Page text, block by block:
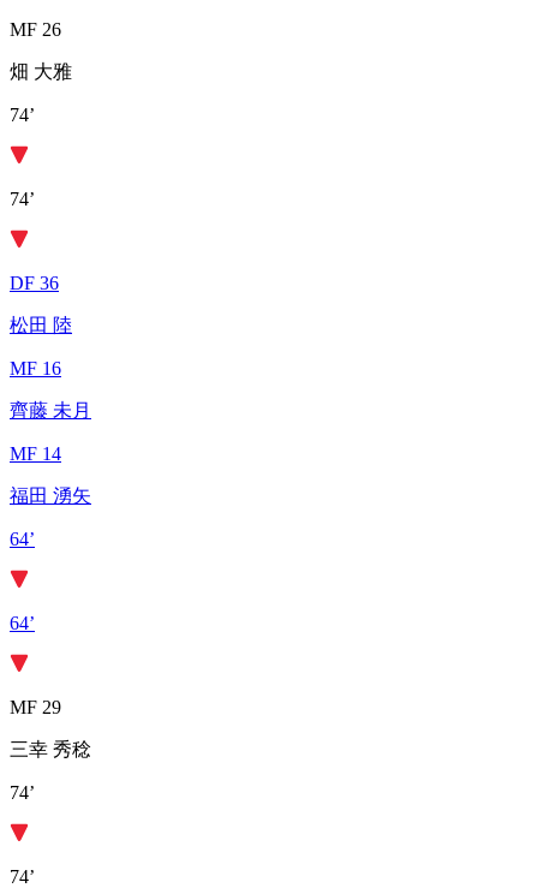
MF 26
畑 大雅
74’
74’
DF 36
松田 陸
MF 16
齊藤 未月
MF 14
福田 湧矢
64’
64’
MF 29
三幸 秀稔
74’
74’